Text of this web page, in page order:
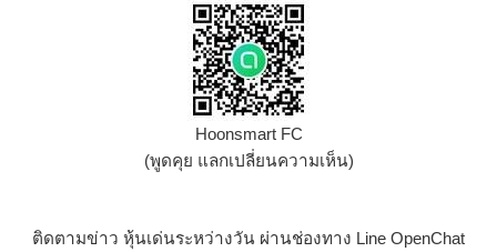
Hoonsmart FC
(พูดคุย แลกเปลี่ยนความเห็น)
ติดตามข่าว หุ้นเด่นระหว่างวัน ผ่านช่องทาง Line OpenChat